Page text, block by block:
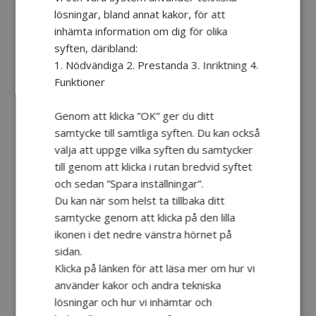
utefter processionsvägen på
huvudgatorna i flera timmar för
att vänta på att dom ska passera.
Under dessa påsk processioner i
träarrangemang som kallas
”Pasos” genom huvudgatorna.
Dessa Pasos är glorifierade
skulpturliknande ikoner som
skildrar Kristi passion.
Påsk känns som en lättälskad
högtid, viktiga händelser som
får leva vidare med familjen och
lösningar, bland annat kakor, för att
inhämta information om dig för olika
syften, däribland:
1. Nödvändiga 2. Prestanda 3. Inriktning 4.
Funktioner
Genom att klicka ”OK” ger du ditt
samtycke till samtliga syften. Du kan också
välja att uppge vilka syften du samtycker
till genom att klicka i rutan bredvid syftet
och sedan ”Spara inställningar”.
Du kan när som helst ta tillbaka ditt
samtycke genom att klicka på den lilla
ikonen i det nedre vänstra hörnet på
sidan.
Klicka på länken för att läsa mer om hur vi
använder kakor och andra tekniska
lösningar och hur vi inhämtar och